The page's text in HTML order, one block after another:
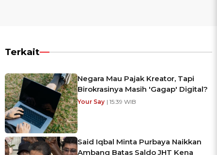
Terkait
Negara Mau Pajak Kreator, Tapi
Birokrasinya Masih 'Gagap' Digital?
Your Say | 15:39 WIB
Said Iqbal Minta Purbaya Naikkan
Ambang Batas Saldo JHT Kena